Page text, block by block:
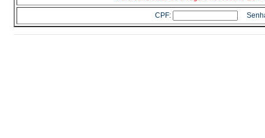
CPF: